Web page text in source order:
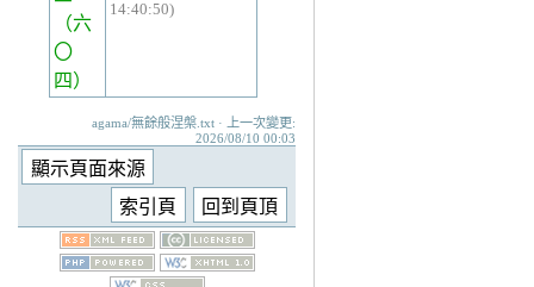
（六
〇
四）
14:40:50)
agama/無餘般涅槃.txt · 上一次變更:
2026/08/10 00:03